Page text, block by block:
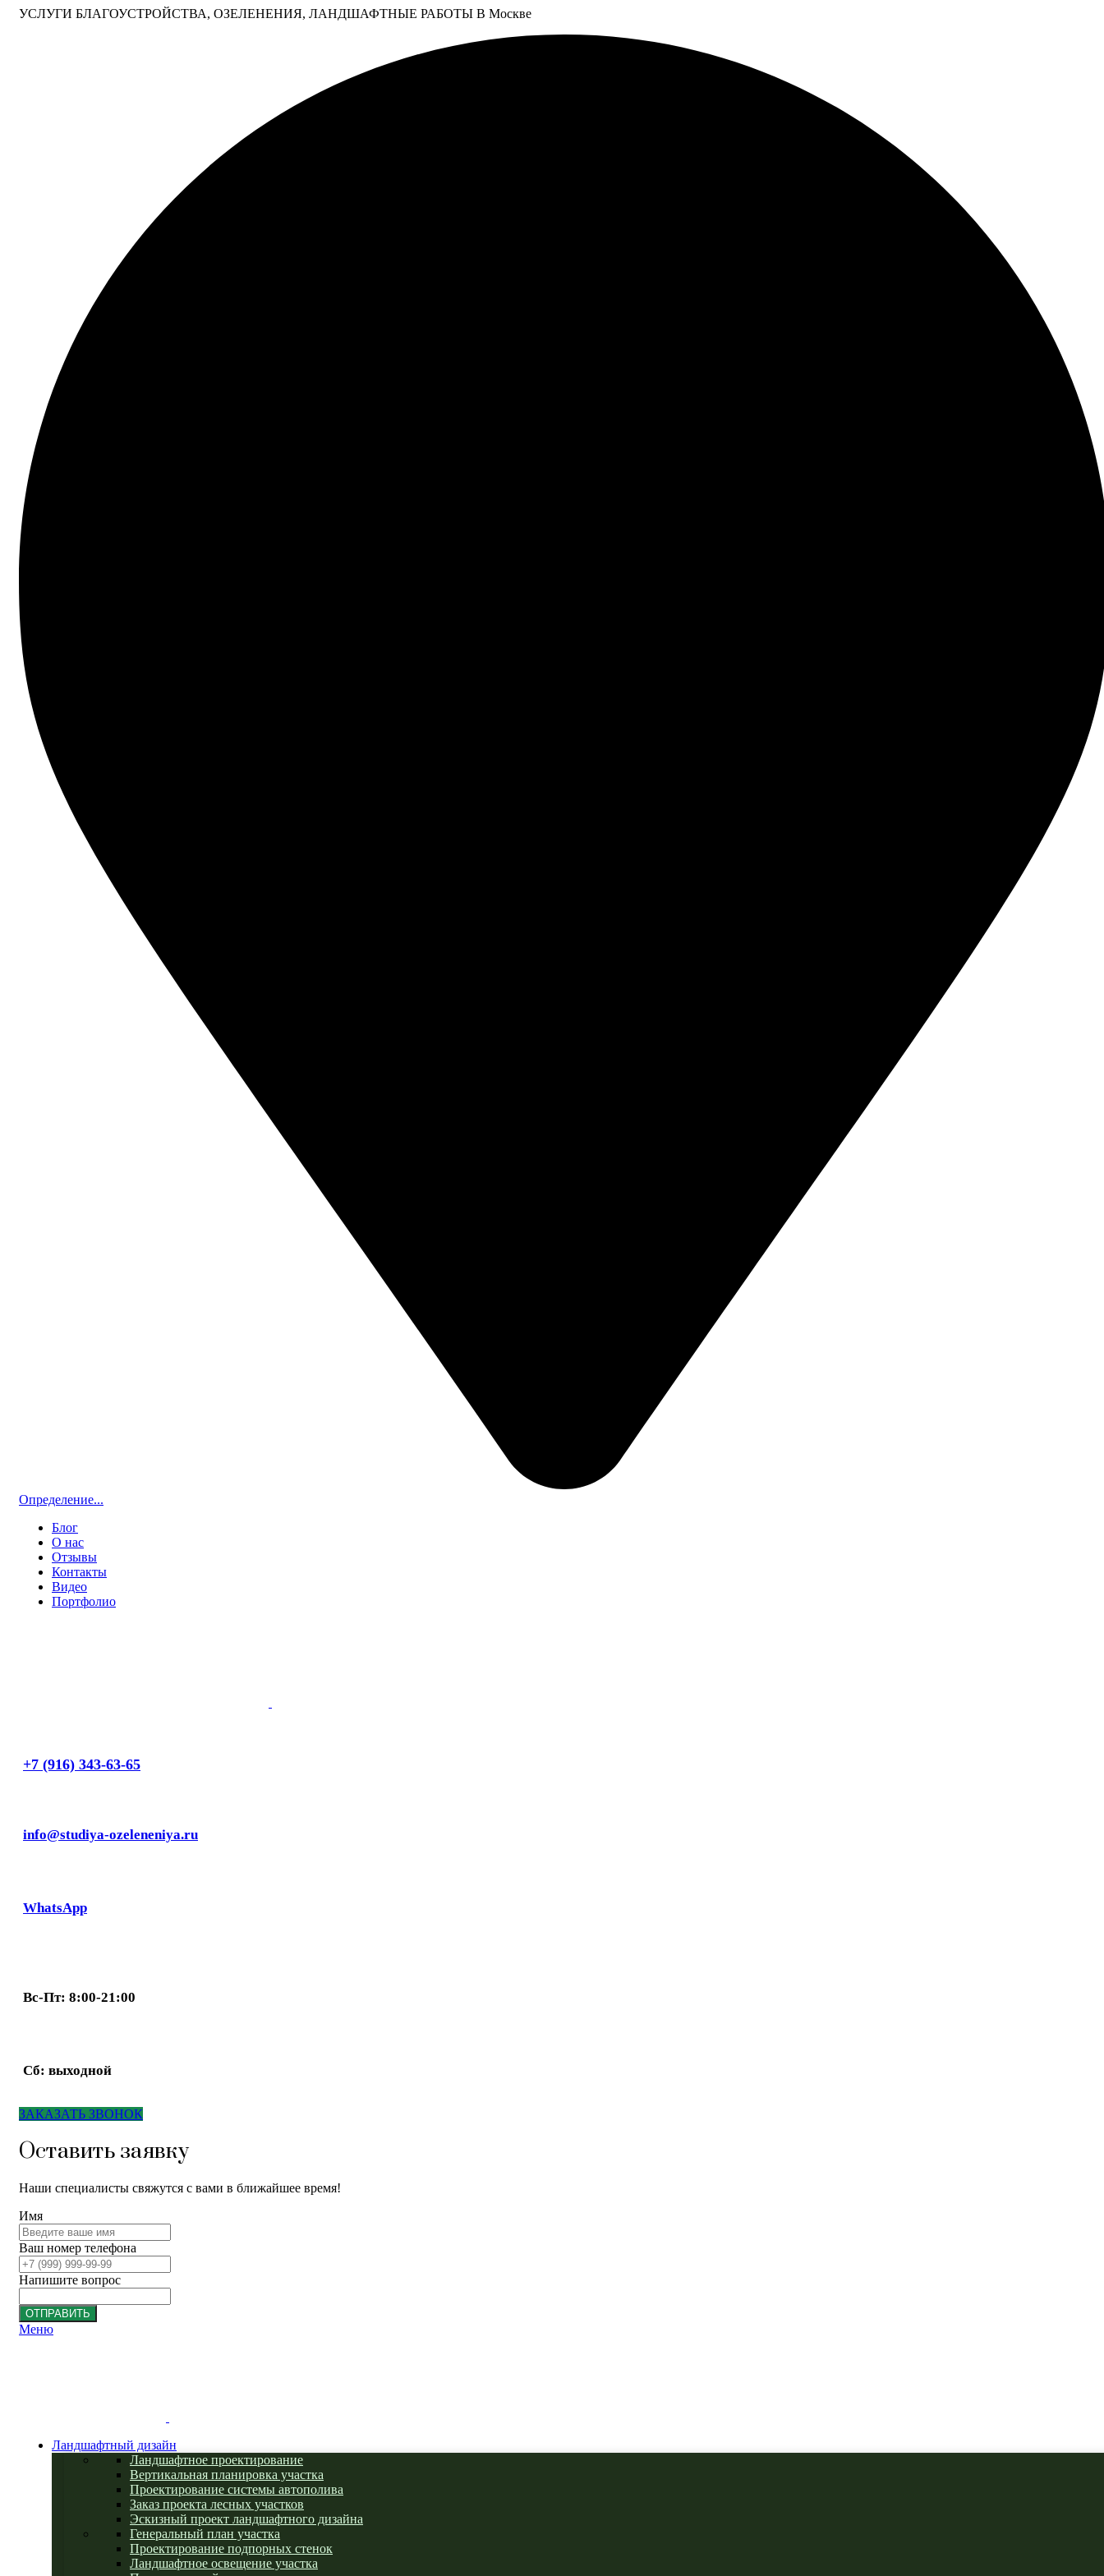
УСЛУГИ БЛАГОУСТРОЙСТВА, ОЗЕЛЕНЕНИЯ, ЛАНДШАФТНЫЕ РАБОТЫ В Москве
Определение...
Блог
О нас
Отзывы
Контакты
Видео
Портфолио
+7 (916) 343-63-65
info@studiya-ozeleneniya.ru
WhatsApp
Вс-Пт: 8:00-21:00
Сб: выходной
ЗАКАЗАТЬ ЗВОНОК
Оставить заявку
Наши специалисты свяжутся с вами в ближайшее время!
Имя
Ваш номер телефона
Напишите вопрос
ОТПРАВИТЬ
Меню
Ландшафтный дизайн
Ландшафтное проектирование
Вертикальная планировка участка
Проектирование системы автополива
Заказ проекта лесных участков
Эскизный проект ландшафтного дизайна
Генеральный план участка
Проектирование подпорных стенок
Ландшафтное освещение участка